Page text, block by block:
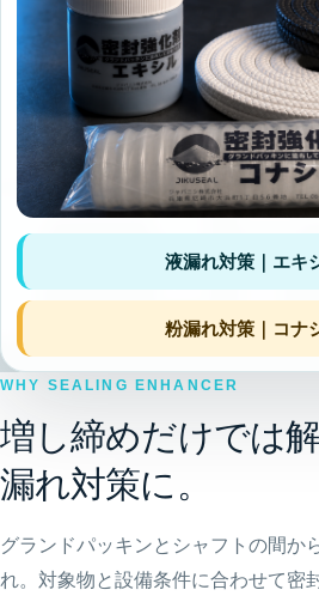
液漏れ対策｜エキ
粉漏れ対策｜コナ
WHY SEALING ENHANCER
増し締めだけでは
漏れ対策に。
グランドパッキンとシャフトの間か
れ。対象物と設備条件に合わせて密